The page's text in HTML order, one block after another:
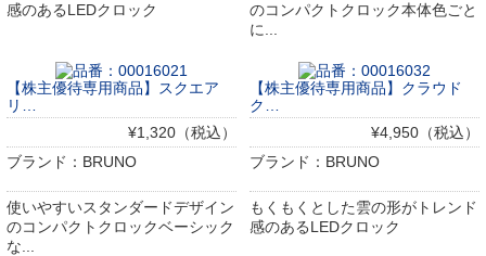
感のあるLEDクロック
のコンパクトクロック本体色ごと
に...
【株主優待専用商品】スクエア
リ…
¥1,320（税込）
ブランド：BRUNO
使いやすいスタンダードデザイン
のコンパクトクロックベーシック
な...
【株主優待専用商品】クラウド
ク…
¥4,950（税込）
ブランド：BRUNO
もくもくとした雲の形がトレンド
感のあるLEDクロック